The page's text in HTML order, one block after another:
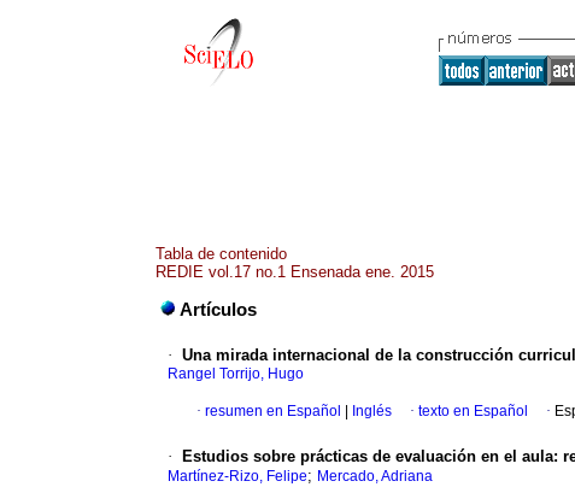
Tabla de contenido
REDIE vol.17 no.1 Ensenada ene. 2015
Artículos
· Una mirada internacional de la construcción
Rangel Torrijo, Hugo
· resumen en Español Inglés · texto en Español ·
· Estudios sobre prácticas de evaluación en el aula:
Martínez-Rizo, Felipe; Mercado, Adriana